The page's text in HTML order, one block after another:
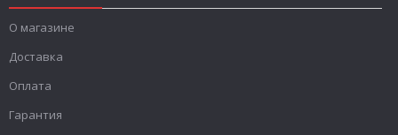
О магазине
Доставка
Оплата
Гарантия